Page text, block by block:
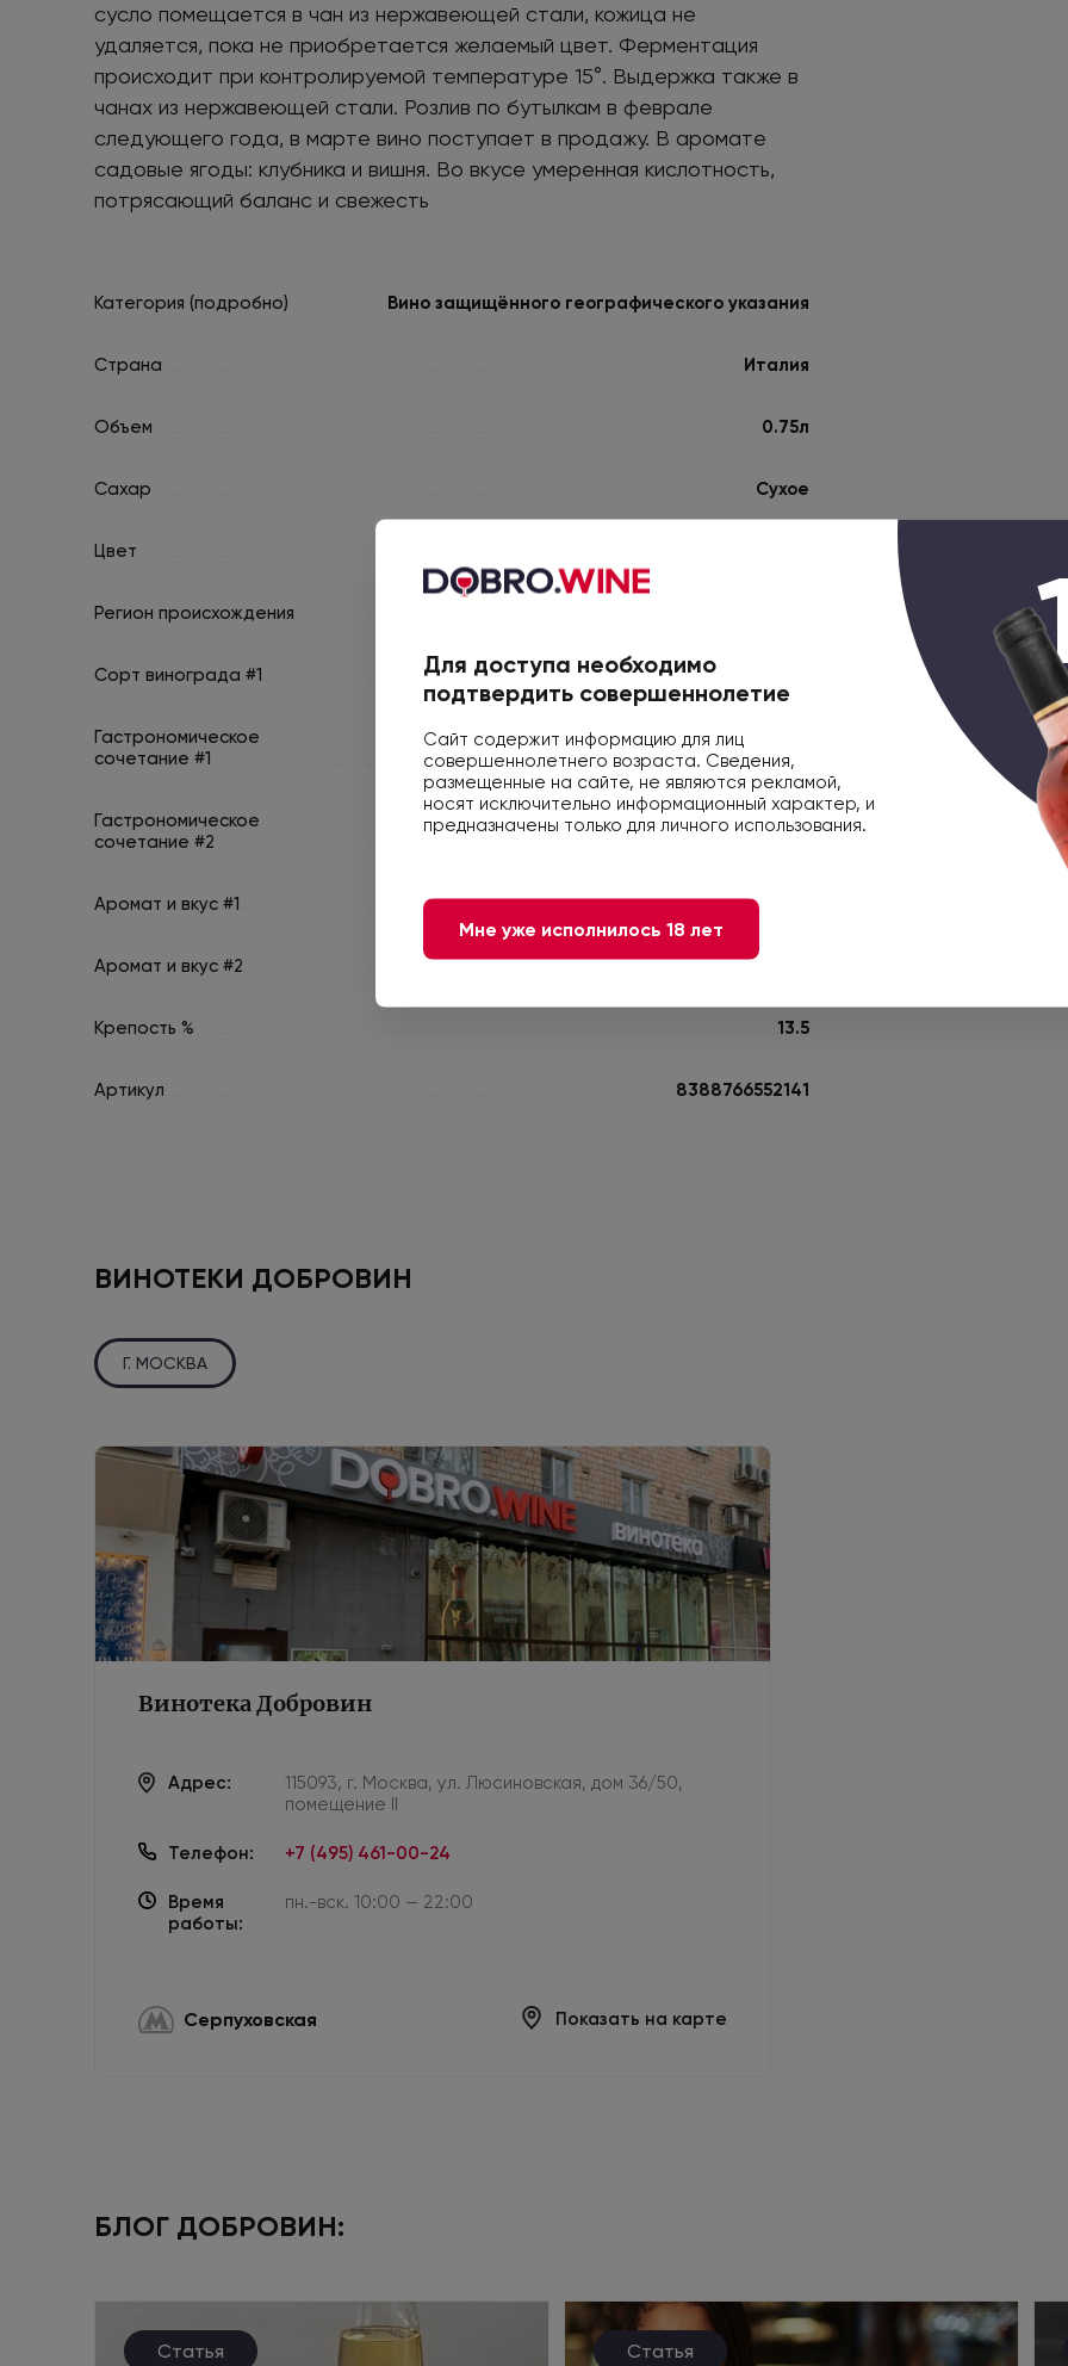
сусло помещается в чан из нержавеющей стали, кожица не
удаляется, пока не приобретается желаемый цвет. Ферментация
происходит при контролируемой температуре 15°. Выдержка также в
чанах из нержавеющей стали. Розлив по бутылкам в феврале
следующего года, в марте вино поступает в продажу. В аромате
садовые ягоды: клубника и вишня. Во вкусе умеренная кислотность,
потрясающий баланс и свежесть
Категория (подробно) Вино защищённого географического указания
Страна Италия
Объем 0.75л
Сахар Сухое
Цвет
Регион происхождения
Сорт винограда #1 Санджовезе
Гастрономическое
сочетание #1
К блюдам из морепродуктов
Гастрономическое
сочетание #2
К закускам
Аромат и вкус #1 Клубника
Аромат и вкус #2 Вишня
Крепость % 13.5
Артикул 8388766552141
ВИНОТЕКИ ДОБРОВИН
Г. МОСКВА
Винотека Добровин
Адрес:
115093, г. Москва, ул. Люсиновская, дом 36/50,
помещение II
Телефон: +7 (495) 461-00-24
Время
работы:
пн.-вск. 10:00 — 22:00
Серпуховская Показать на карте
БЛОГ ДОБРОВИН:
Статья Статья
Для доступа необходимо
подтвердить совершеннолетие
Сайт содержит информацию для лиц
совершеннолетнего возраста. Сведения,
размещенные на сайте, не являются рекламой,
носят исключительно информационный характер, и
предназначены только для личного использования.
Мне уже исполнилось 18 лет